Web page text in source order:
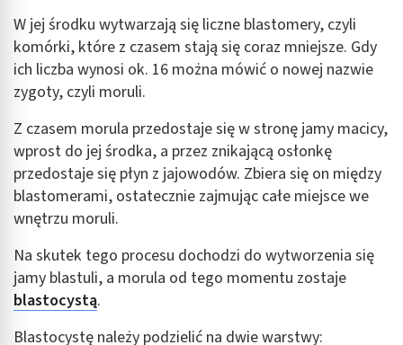
W jej środku wytwarzają się liczne blastomery, czyli
komórki, które z czasem stają się coraz mniejsze. Gdy
ich liczba wynosi ok. 16 można mówić o nowej nazwie
zygoty, czyli moruli.
Z czasem morula przedostaje się w stronę jamy macicy,
wprost do jej środka, a przez znikającą osłonkę
przedostaje się płyn z jajowodów. Zbiera się on między
blastomerami, ostatecznie zajmując całe miejsce we
wnętrzu moruli.
Na skutek tego procesu dochodzi do wytworzenia się
jamy blastuli, a morula od tego momentu zostaje
blastocystą.
Blastocystę należy podzielić na dwie warstwy: